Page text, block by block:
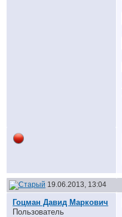
19.06.2013, 13:04
Гоцман Давид Маркович
Пользователь